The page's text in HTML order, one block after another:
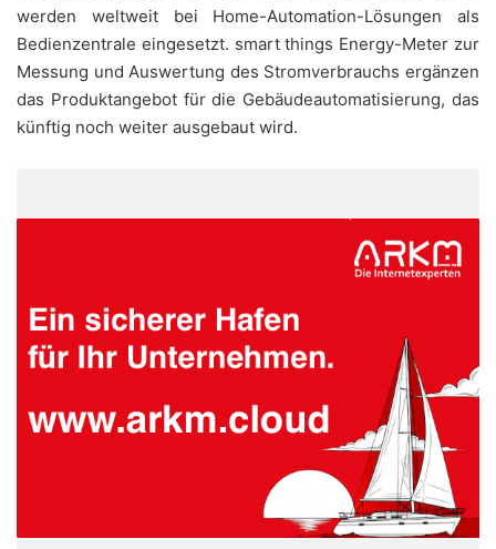
werden weltweit bei Home-Automation-Lösungen als
Bedienzentrale eingesetzt. smart things Energy-Meter zur
Messung und Auswertung des Stromverbrauchs ergänzen
das Produktangebot für die Gebäudeautomatisierung, das
künftig noch weiter ausgebaut wird.